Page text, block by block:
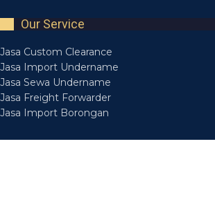
Our Service
Jasa Custom Clearance
Jasa Import Undername
Jasa Sewa Undername
Jasa Freight Forwarder
Jasa Import Borongan